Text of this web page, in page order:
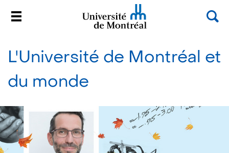
contenu
L'Université de Montréal et
du monde